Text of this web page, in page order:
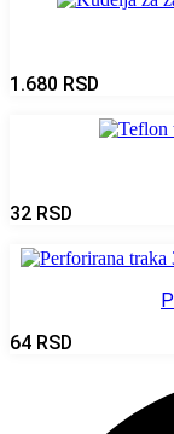
1.680 RSD
32 RSD
64 RSD